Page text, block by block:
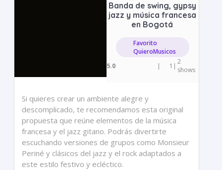
Banda de swing, gypsy
jazz y música francesa
en Bogotá
Favorito
QuieroMusicos
5.0
| 1 | 2
shows
Si quieres crear un ambiente alegre y
descomplicado, te recomendamos esta original
propuesta que reúne elementos de la música
francesa y el jazz gitano. Podrás divertirte
escuchando versiones de grupos como Monsieur
Periné y clásicos del jazz y el rock adaptados a
este estilo festivo y ecléctico.